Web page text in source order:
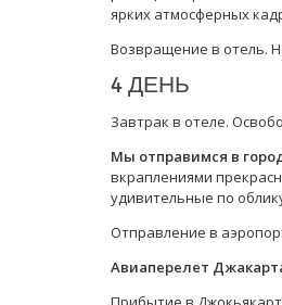
ярких атмосферных
Возвращение в отель.
4 ДЕНЬ
Завтрак в отеле.
Мы отправимся в
вкраплениями
удивительные по
Отправление в
Авиаперелет